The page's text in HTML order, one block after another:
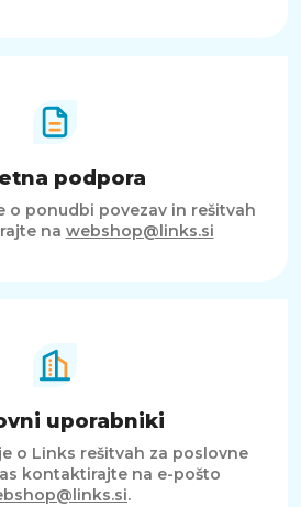
podpora
o ponudbi povezav in rešitvah
na webshop@links.si
uporabniki
o Links rešitvah za poslovne
kontaktirajte na e-pošto
.